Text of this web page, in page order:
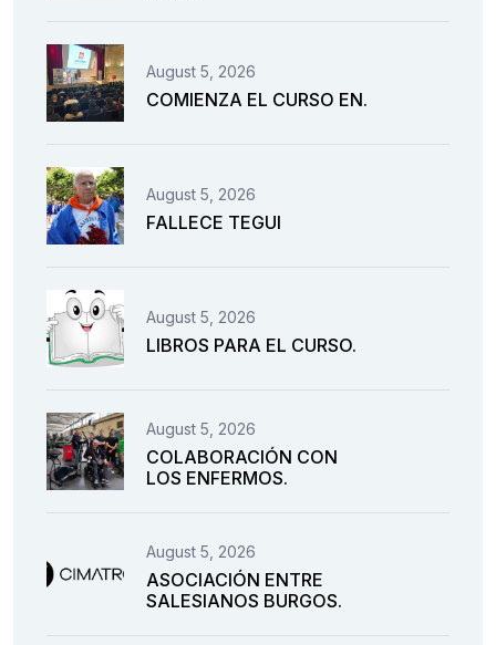
August 5, 2026
COMIENZA EL CURSO EN.
August 5, 2026
FALLECE TEGUI
August 5, 2026
LIBROS PARA EL CURSO.
August 5, 2026
COLABORACIÓN CON
LOS ENFERMOS.
August 5, 2026
ASOCIACIÓN ENTRE
SALESIANOS BURGOS.